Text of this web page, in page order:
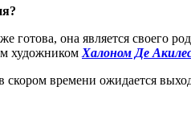
она является своего
художником Халоном Де
скором времени ожидается